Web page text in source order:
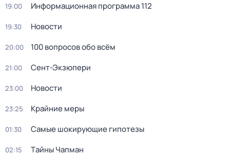
19:00 Информационная программа 112
19:30 Новости
20:00 100 вопросов обо всём
21:00 Сент-Экзюпери
23:00 Новости
23:25 Крайние меры
01:30 Самые шoкиpующие гипотезы
02:15 Тaйны Чапман